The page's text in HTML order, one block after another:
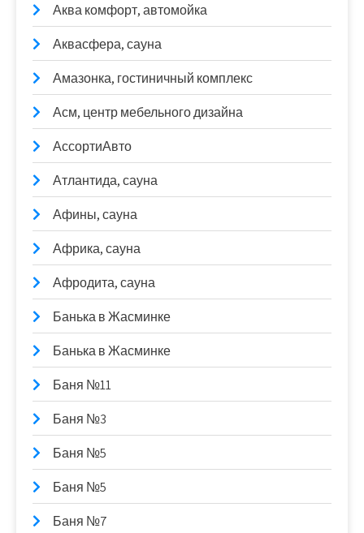
Аква комфорт, автомойка
Аквасфера, сауна
Амазонка, гостиничный комплекс
Асм, центр мебельного дизайна
АссортиАвто
Атлантида, сауна
Афины, сауна
Африка, сауна
Афродита, сауна
Банька в Жасминке
Банька в Жасминке
Баня №11
Баня №3
Баня №5
Баня №5
Баня №7